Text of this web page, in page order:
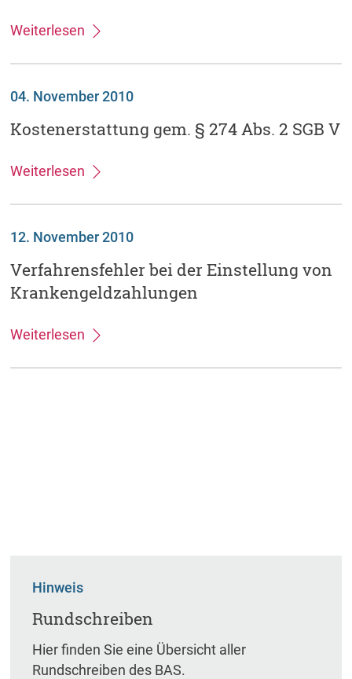
Weiterlesen
04. November 2010
Kostenerstattung gem. § 274 Abs. 2 SGB V
Weiterlesen
12. November 2010
Verfahrensfehler bei der Einstellung von
Krankengeldzahlungen
Weiterlesen
Hinweis
Rundschreiben
Hier finden Sie eine Übersicht aller
Rundschreiben des BAS.